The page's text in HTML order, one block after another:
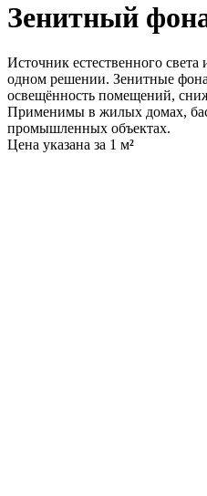
Зенитный
Источник естественного
одном решении. Зенитные
освещённость помещений,
Применимы в жилых домах,
промышленных объектах.
Цена указана за 1 м²